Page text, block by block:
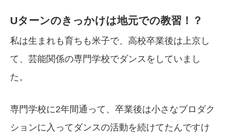
Uターンのきっかけは地元での教習！？
私は生まれも育ちも米子で、高校卒業後は上京し
て、芸能関係の専門学校でダンスをしていまし
た。
専門学校に2年間通って、卒業後は小さなプロダク
ションに入ってダンスの活動を続けてたんですけ